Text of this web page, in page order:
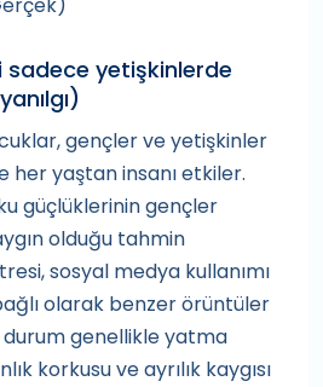
sadece yetişkinlerde
gençler ve yetişkinler
her yaştan insanı etkiler.
güçlüklerinin gençler
olduğu tahmin
sosyal medya kullanımı
olarak benzer örüntüler
durum genellikle yatma
korkusu ve ayrılık kaygısı